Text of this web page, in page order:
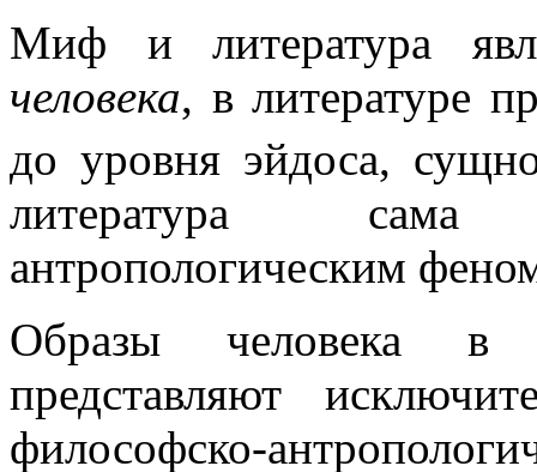
Миф и литература
человека, в литературе
до уровня эйдоса,
литература сама
антропологическим
Образы человека в
представляют
философско-